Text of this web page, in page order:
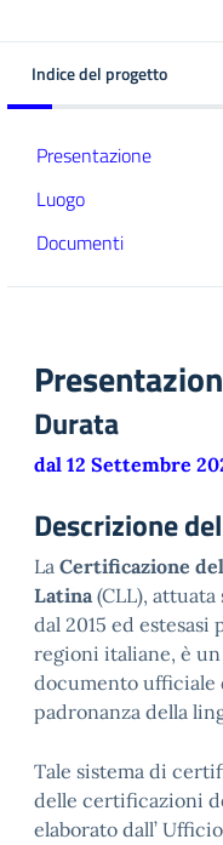
Indice del progetto
Presentazione
Luogo
Documenti
Durata
dal 12 Settembre
Descrizione
La Certificazione
Latina(CLL),
dal 2015 ed
regioni italiane, è
documento
padronanza della
Tale sistema di
delle certificazioni
elaborato dall’